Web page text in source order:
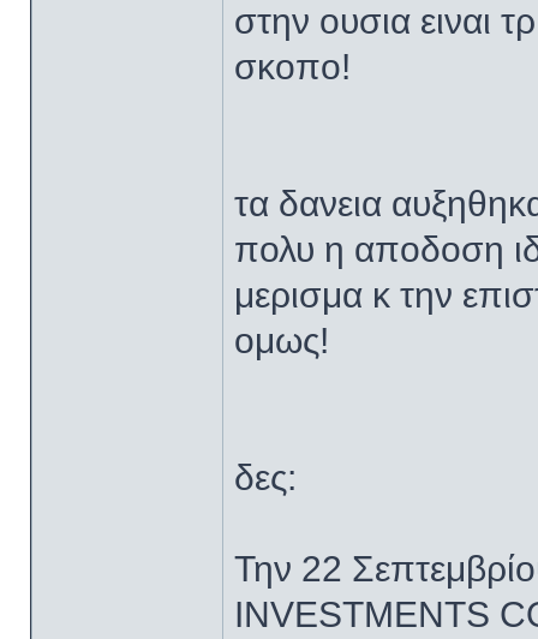
στην ουσια ειναι
σκοπο!
τα δανεια
πολυ η αποδοση
μερισμα κ την
ομως!
δες:
Την 22
INVESTMENTS